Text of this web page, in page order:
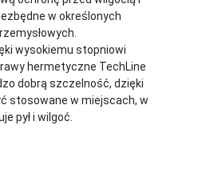
w określonych
wysokiemu stopniowi
hermetyczne TechLine
dobrą szczelność, dzięki
stosowane w miejscach, w
pył i wilgoć.